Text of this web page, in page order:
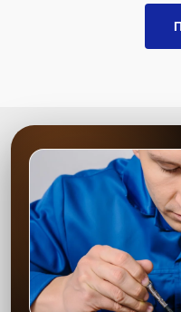
Сервисный центр
работать долгое время.